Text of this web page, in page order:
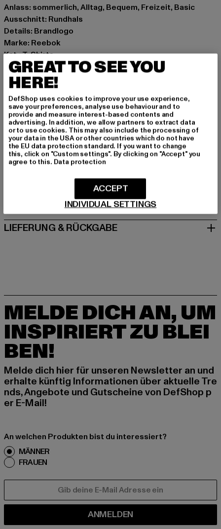
Anlass: sommerlich, Alltag, Bequem, Freizeit, Basic
Ausschnitt: Rundhals
Details: Brandlogo
Marke: Reebok
Kat.: T-Shirts
Farbe: schwarz
Hersteller Farbe: black
Materialzusammensetzung: 100% Baumwolle
Art.Nr: GT3153-00007
Hersteller: New Guards Group Beta S.R.L |
nggbeta@cert.studiopirola.com
Via Filippo Turati 12 | 20121 Milano | IT
GRÖSSE & PASSFORM
PFLEGEHINWEISE
LIEFERUNG & RÜCKGABE
MELDE DICH AN, UM
INSPIRIERT ZU BLEI
BEN!
Melde dich hier für unseren Newsletter an und
erhalte künftig Informationen über aktuelle Tre
nds, Angebote und Gutscheine von DefShop p
er E-Mail!
An welchen Produkten bist du interessiert?
MÄNNER
FRAUEN
ANMELDEN
GREAT TO SEE YOU
HERE!
DefShop uses cookies to improve your use experience,
save your preferences, analyse use behaviour and to
provide and measure interest-based contents and
advertising. In addition, we allow partners to extract data
or to use cookies. This may also include the processing of
your data in the USA or other countries which do not have
the EU data protection standard. If you want to change
this, click on "Custom settings". By clicking on "Accept" you
agree to this. Data protection
INDIVIDUAL SETTINGS
ACCEPT